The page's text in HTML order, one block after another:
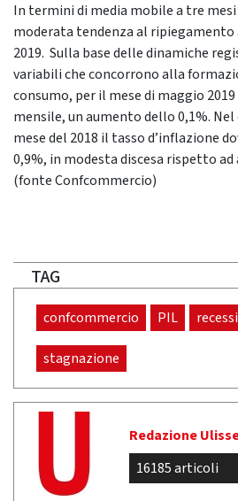
In termini di media mobile a tre
moderata tendenza al ripiegamento
2019. Sulla base delle dinamiche
variabili che concorrono alla
consumo, per il mese di maggio
mensile, un aumento dello 0,1%.
mese del 2018 il tasso d’inflazione
0,9%, in modesta discesa rispetto ad
(fonte Confcommercio)
TAG
confcommercio PIL
stagnazione
Redazione
16185 articoli